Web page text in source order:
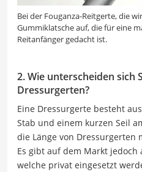
Bei der Fouganza-Reitgerte, die
Gummiklatsche auf, die für eine
Reitanfänger gedacht ist.
2. Wie unterscheiden sich
Dressurgerten?
Eine Dressurgerte besteht
Stab und einem kurzen Seil
die Länge von Dressurgerten
Es gibt auf dem Markt jedoch
welche privat eingesetzt